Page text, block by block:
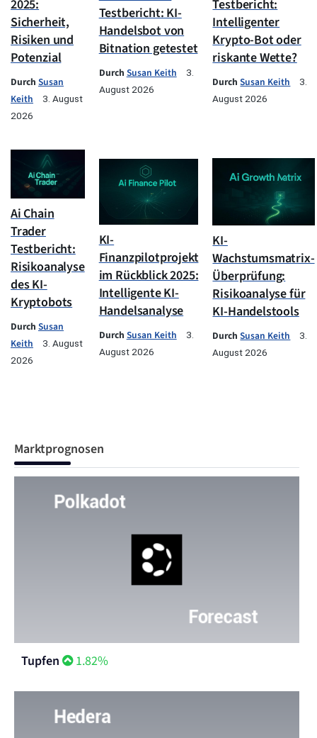
2025:
Sicherheit,
Risiken und
Potenzial
Durch Susan
Keith
3. August
2026
Testbericht: KI-
Handelsbot von
Bitnation getestet
Durch Susan Keith
3.
August 2026
Testbericht:
Intelligenter
Krypto-Bot oder
riskante Wette?
DurchSusan Keith
3.
August 2026
Ai Chain
Trader
Testbericht:
Risikoanalyse
des KI-
Kryptobots
Durch Susan
Keith
3. August
2026
KI-
Finanzpilotprojekt
im Rückblick 2025:
Intelligente KI-
Handelsanalyse
Durch Susan Keith
3.
August 2026
KI-
Wachstumsmatrix-
Überprüfung:
Risikoanalyse für
KI-Handelstools
DurchSusan Keith
3.
August 2026
Marktprognosen
Tupfen 1.82%